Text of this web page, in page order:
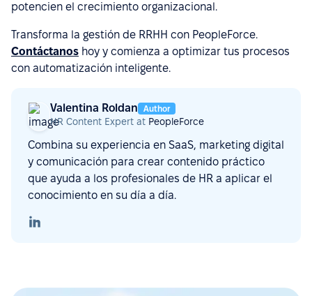
potencien el crecimiento organizacional.
Transforma la gestión de RRHH con PeopleForce.
Contáctanos hoy y comienza a optimizar tus procesos
con automatización inteligente.
Valentina Roldan Author
HR Content Expert at PeopleForce
Combina su experiencia en SaaS, marketing digital
y comunicación para crear contenido práctico
que ayuda a los profesionales de HR a aplicar el
conocimiento en su día a día.